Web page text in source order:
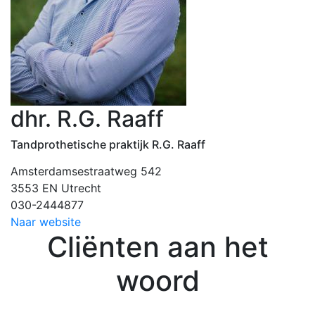
dhr. R.G. Raaff
Tandprothetische praktijk R.G. Raaff
Amsterdamsestraatweg 542
3553 EN Utrecht
030-2444877
Naar website
Cliënten aan het
woord